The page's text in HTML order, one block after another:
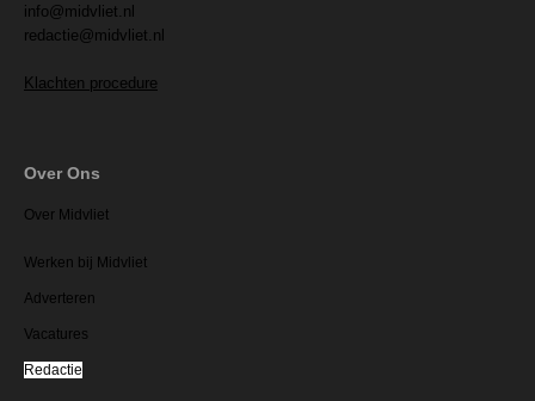
info@midvliet.nl
redactie@midvliet.nl
Klachten procedure
Over Ons
Over Midvliet
Werken bij Midvliet
Adverteren
Vacatures
Redactie